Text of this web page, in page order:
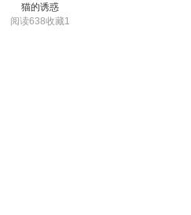
猫的诱惑
阅读638收藏1